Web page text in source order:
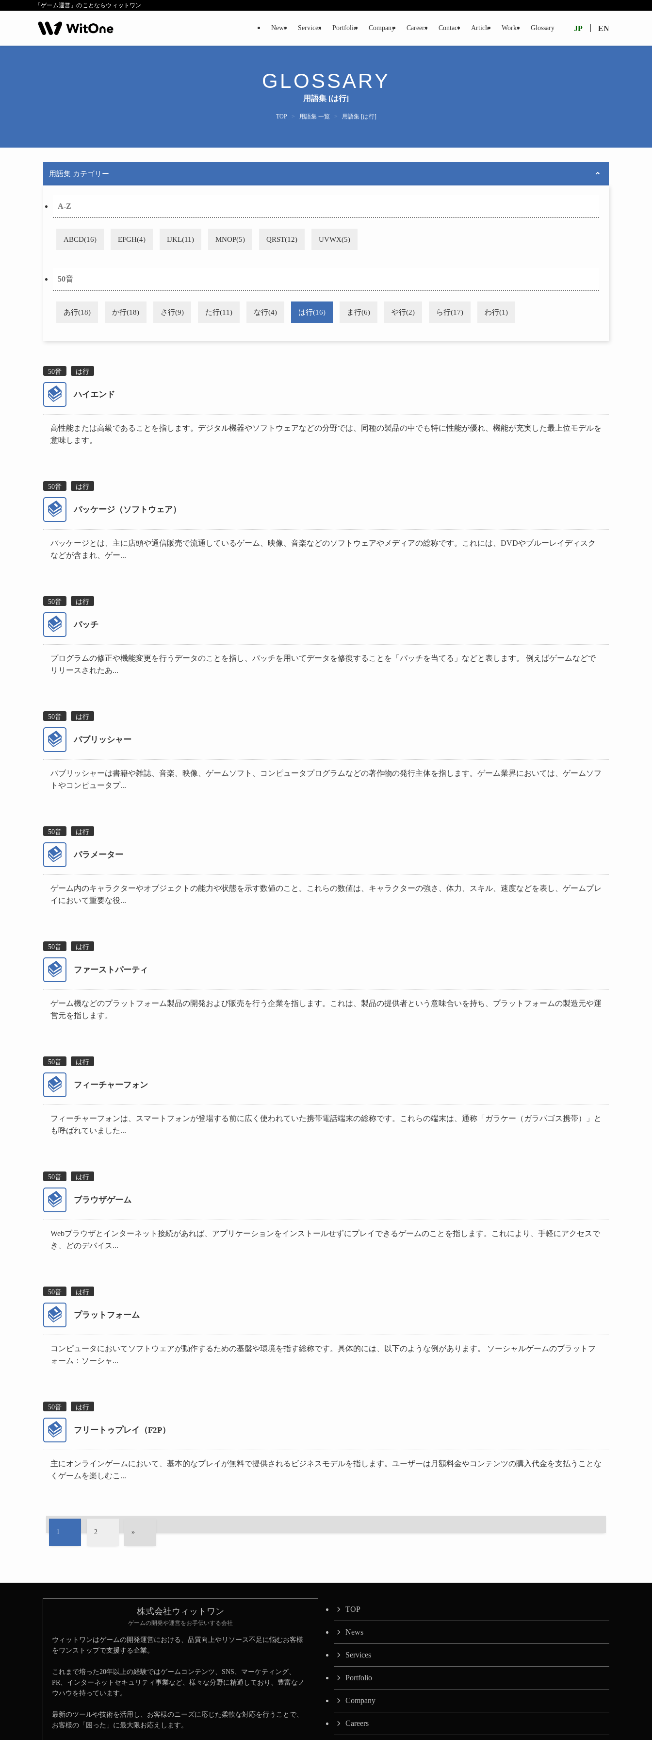
「ゲーム運営」のことならウィットワン
News Services Portfolio Company Careers Contact Article Works Glossary EN
JP
GLOSSARY
用語集 [は行]
TOP > 用語集 一覧 > 用語集 [は行]
用語集 カテゴリー
A-Z
ABCD(16) EFGH(4) IJKL(11) MNOP(5) QRST(12) UVWX(5)
50音
あ行(18) か行(18) さ行(9) た行(11) な行(4) は行(16) ま行(6) や行(2) ら行(17) わ行(1)
50音 は行
ハイエンド
高性能または高級であることを指します。デジタル機器やソフトウェアなどの分野では、同種の製品の中でも特に性能が優れ、機能が充実した最上位モデルを
意味します。
50音 は行
パッケージ（ソフトウェア）
パッケージとは、主に店頭や通信販売で流通しているゲーム、映像、音楽などのソフトウェアやメディアの総称です。これには、DVDやブルーレイディスク
などが含まれ、ゲー...
50音 は行
パッチ
プログラムの修正や機能変更を行うデータのことを指し、パッチを用いてデータを修復することを「パッチを当てる」などと表します。 例えばゲームなどで
リリースされたあ...
50音 は行
パブリッシャー
パブリッシャーは書籍や雑誌、音楽、映像、ゲームソフト、コンピュータプログラムなどの著作物の発行主体を指します。ゲーム業界においては、ゲームソフ
トやコンピュータプ...
50音 は行
パラメーター
ゲーム内のキャラクターやオブジェクトの能力や状態を示す数値のこと。これらの数値は、キャラクターの強さ、体力、スキル、速度などを表し、ゲームプレ
イにおいて重要な役...
50音 は行
ファーストパーティ
ゲーム機などのプラットフォーム製品の開発および販売を行う企業を指します。これは、製品の提供者という意味合いを持ち、プラットフォームの製造元や運
営元を指します。
50音 は行
フィーチャーフォン
フィーチャーフォンは、スマートフォンが登場する前に広く使われていた携帯電話端末の総称です。これらの端末は、通称「ガラケー（ガラパゴス携帯）」と
も呼ばれていました...
50音 は行
ブラウザゲーム
Webブラウザとインターネット接続があれば、アプリケーションをインストールせずにプレイできるゲームのことを指します。これにより、手軽にアクセスで
き、どのデバイス...
50音 は行
プラットフォーム
コンピュータにおいてソフトウェアが動作するための基盤や環境を指す総称です。具体的には、以下のような例があります。 ソーシャルゲームのプラットフ
ォーム：ソーシャ...
50音 は行
フリートゥプレイ（F2P）
主にオンラインゲームにおいて、基本的なプレイが無料で提供されるビジネスモデルを指します。ユーザーは月額料金やコンテンツの購入代金を支払うことな
くゲームを楽しむこ...
1 2 »
株式会社ウィットワン
ゲームの開発や運営をお手伝いする会社
ウィットワンはゲームの開発運営における、品質向上やリソース不足に悩むお客様
をワンストップで支援する企業。
これまで培った20年以上の経験ではゲームコンテンツ、SNS、マーケティング、
PR、インターネットセキュリティ事業など、様々な分野に精通しており、豊富なノ
ウハウを持っています。
最新のツールや技術を活用し、お客様のニーズに応じた柔軟な対応を行うことで、
お客様の「困った」に最大限お応えします。
TOP
News
Services
Portfolio
Company
Careers